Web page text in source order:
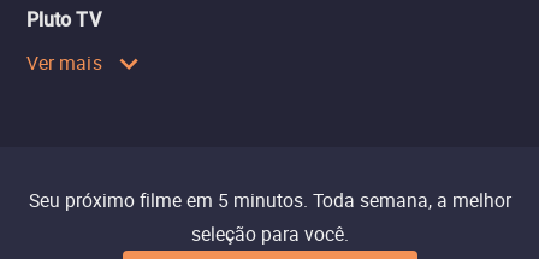
Pluto TV
Ver mais
Seu próximo filme em 5 minutos. Toda semana, a melhor
seleção para você.